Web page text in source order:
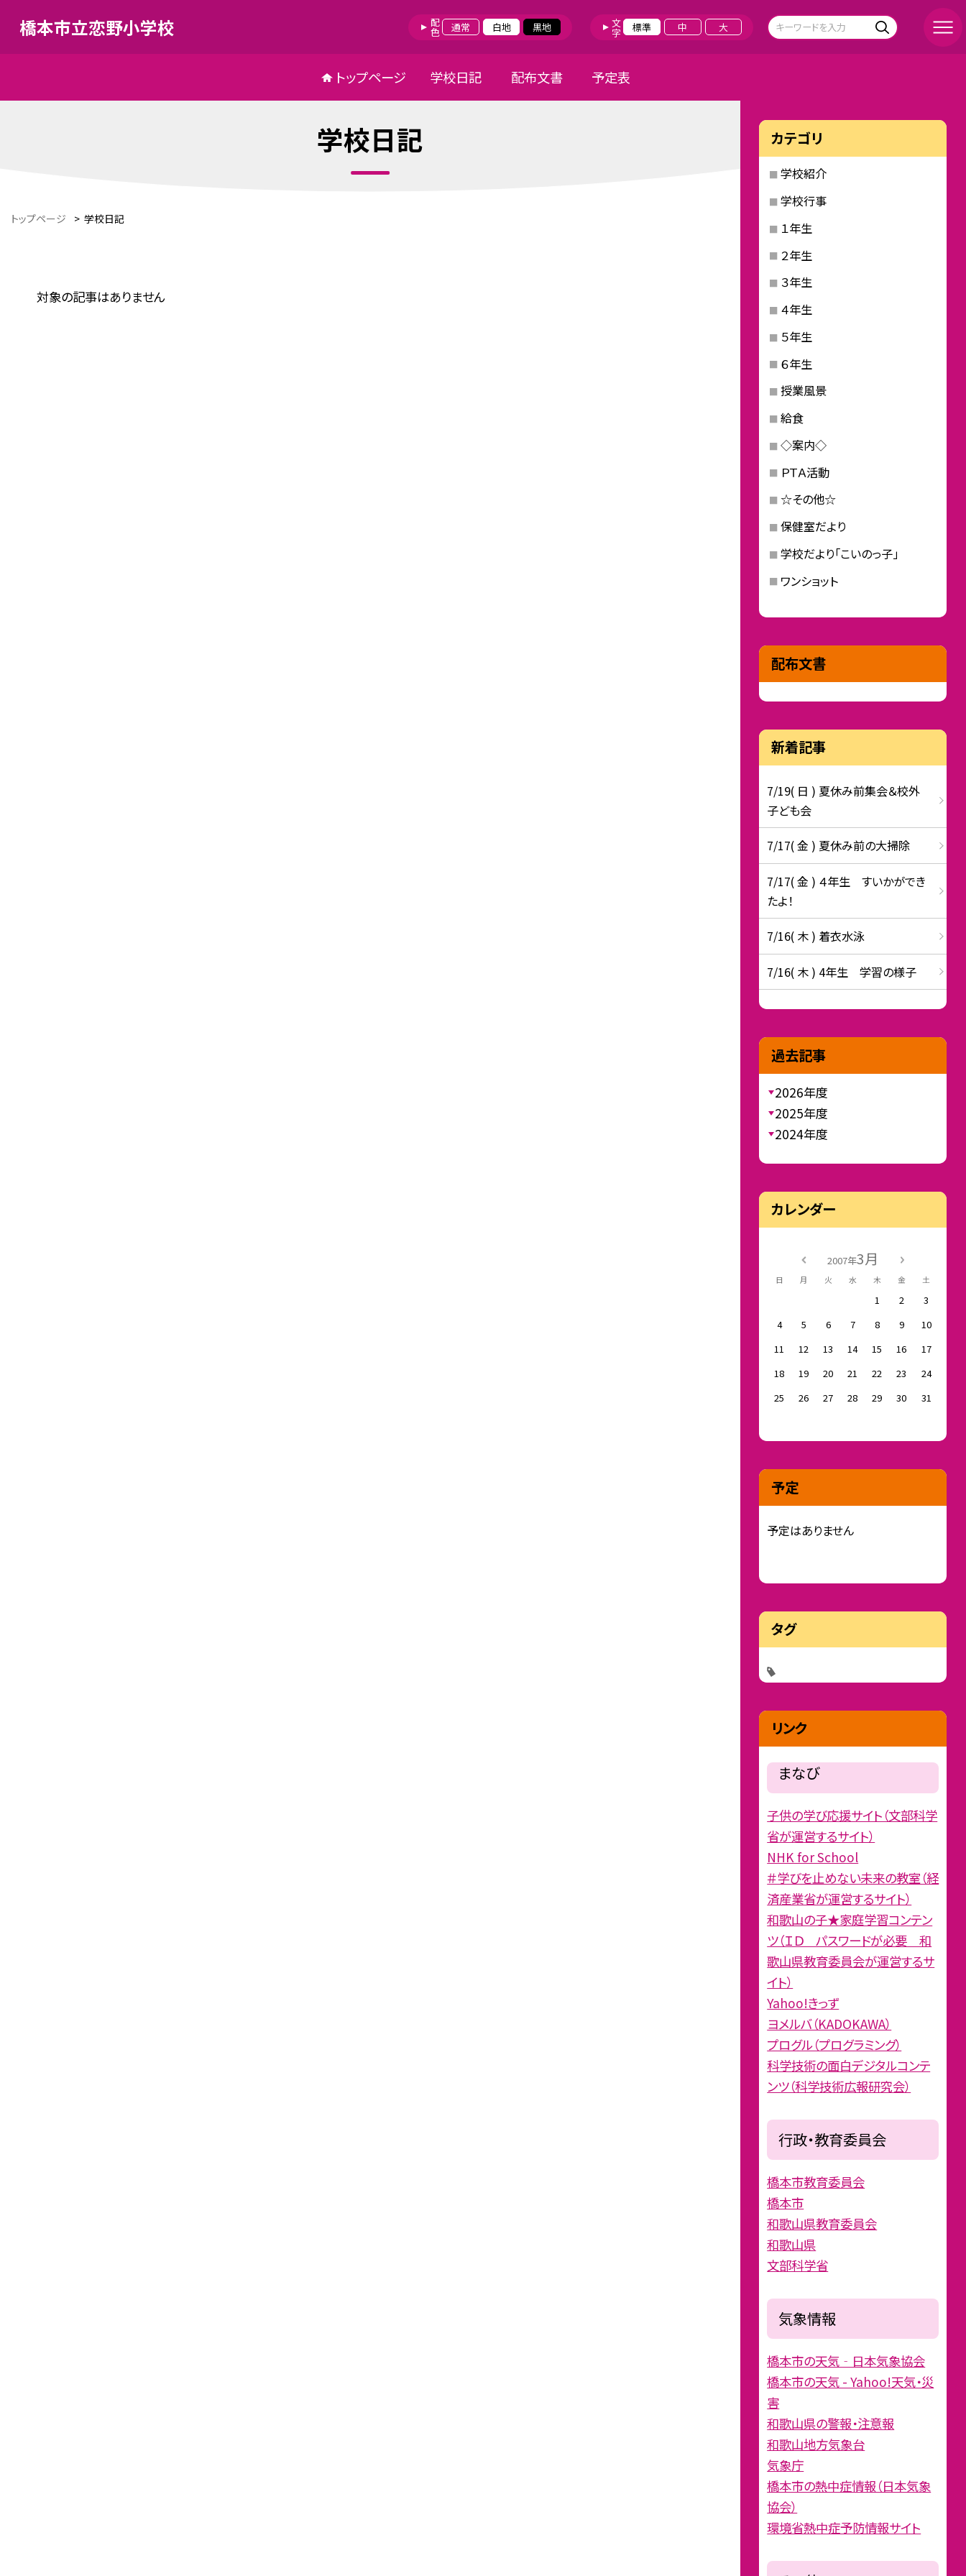
橋本市立恋野小学校 配色 通常 白地 黒地 文字 標準 中 大
トップページ 学校日記 配布文書 予定表
学校日記
トップページ > 学校日記
対象の記事はありません
カテゴリ
学校紹介
学校行事
１年生
２年生
３年生
４年生
５年生
６年生
授業風景
給食
◇案内◇
ＰＴＡ活動
☆その他☆
保健室だより
学校だより「こいのっ子」
ワンショット
配布文書
新着記事
7/19( 日 ) 夏休み前集会＆校外
子ども会
7/17( 金 ) 夏休み前の大掃除
7/17( 金 ) ４年生 すいかができ
たよ！
7/16( 木 ) 着衣水泳
7/16( 木 ) 4年生 学習の様子
過去記事
2026年度
2025年度
2024年度
カレンダー
2007年3月
日 月 火 水 木 金 土
1 2
3
4
5 6 7 8 9
10
11
12 13 14 15 16
17
18
19 20 21 22 23
24
25
26 27 28 29 30 31
予定
予定はありません
タグ
リンク
まなび
子供の学び応援サイト（文部科学
省が運営するサイト）
NHK for School
＃学びを止めない未来の教室（経
済産業省が運営するサイト）
和歌山の子★家庭学習コンテン
ツ（ＩＤ パスワードが必要 和
歌山県教育委員会が運営するサ
イト）
Yahoo!きっず
ヨメルバ（KADOKAWA）
プログル（プログラミング）
科学技術の面白デジタルコンテ
ンツ（科学技術広報研究会）
行政・教育委員会
橋本市教育委員会
橋本市
和歌山県教育委員会
和歌山県
文部科学省
気象情報
橋本市の天気‐日本気象協会
橋本市の天気 - Yahoo!天気・災
害
和歌山県の警報・注意報
和歌山地方気象台
気象庁
橋本市の熱中症情報（日本気象
協会）
環境省熱中症予防情報サイト